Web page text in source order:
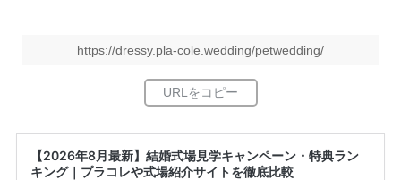
https://dressy.pla-cole.wedding/petwedding/
【2026年8月最新】結婚式場見学キャンペーン・特典ラン
キング｜プラコレや式場紹介サイトを徹底比較